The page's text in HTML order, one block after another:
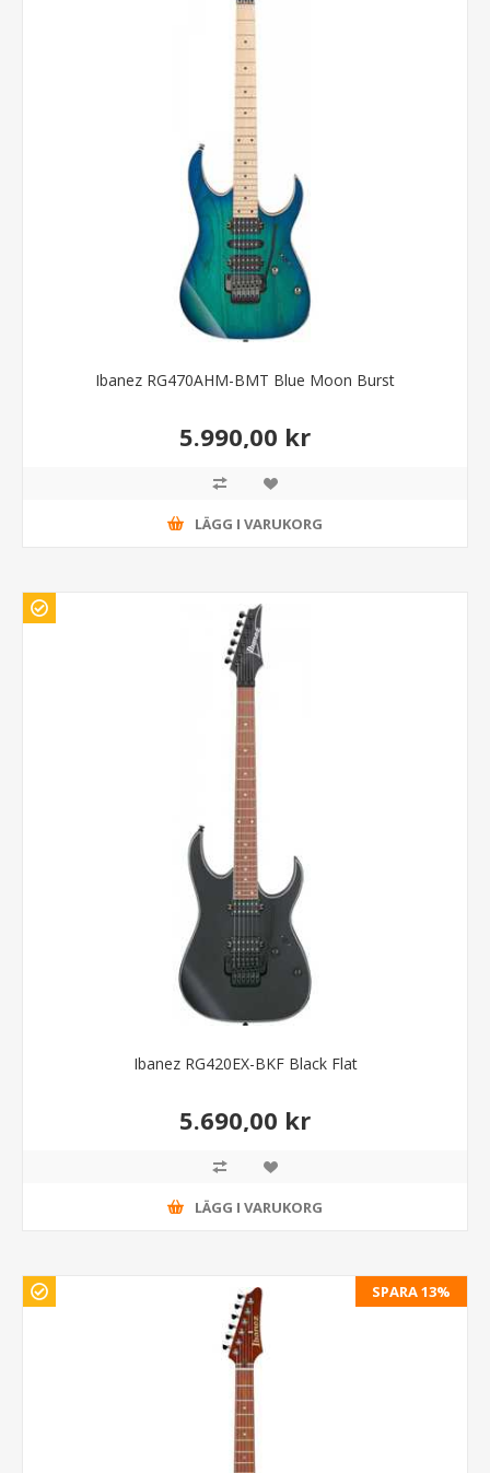
Ibanez RG470AHM-BMT Blue Moon Burst
5.990,00 kr
LÄGG I VARUKORG
Ibanez RG420EX-BKF Black Flat
5.690,00 kr
LÄGG I VARUKORG
SPARA 13%